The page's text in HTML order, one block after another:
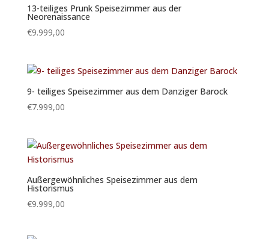
13-teiliges Prunk Speisezimmer aus der
Neorenaissance
€9.999,00
9- teiliges Speisezimmer aus dem Danziger Barock
€7.999,00
Außergewöhnliches Speisezimmer aus dem
Historismus
€9.999,00